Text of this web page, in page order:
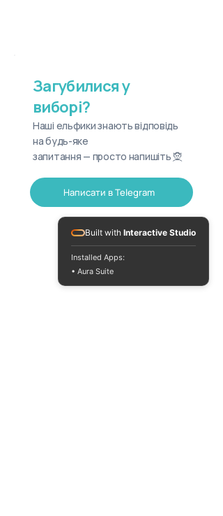
Загубилися у
виборі?
Наші ельфики знають відповідь
на будь-яке
запитання — просто напишіть 🧝
Написати в Telegram
Built with Interactive Studio
Installed Apps:
• Aura Suite